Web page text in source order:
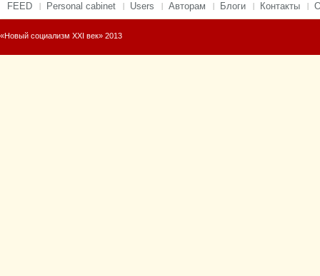
FEED Personal cabinet Users Авторам Блоги Контакты
«Новый социализм XXI век» 2013